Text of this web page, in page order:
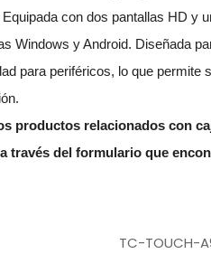
Equipada con dos pantallas HD y
Windows y Android. Diseñada
para periféricos, lo que
productos relacionados con
través del formulario que
TC-TOUCH-